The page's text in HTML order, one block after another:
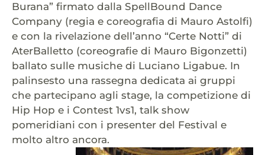
Burana” firmato dalla SpellBound Dance
Company (regia e coreografia di Mauro Astolfi)
e con la rivelazione dell’anno “Certe Notti” di
AterBalletto (coreografie di Mauro Bigonzetti)
ballato sulle musiche di Luciano Ligabue. In
palinsesto una rassegna dedicata ai gruppi
che partecipano agli stage, la competizione di
Hip Hop e i Contest 1vs1, talk show
pomeridiani con i presenter del Festival e
molto altro ancora.